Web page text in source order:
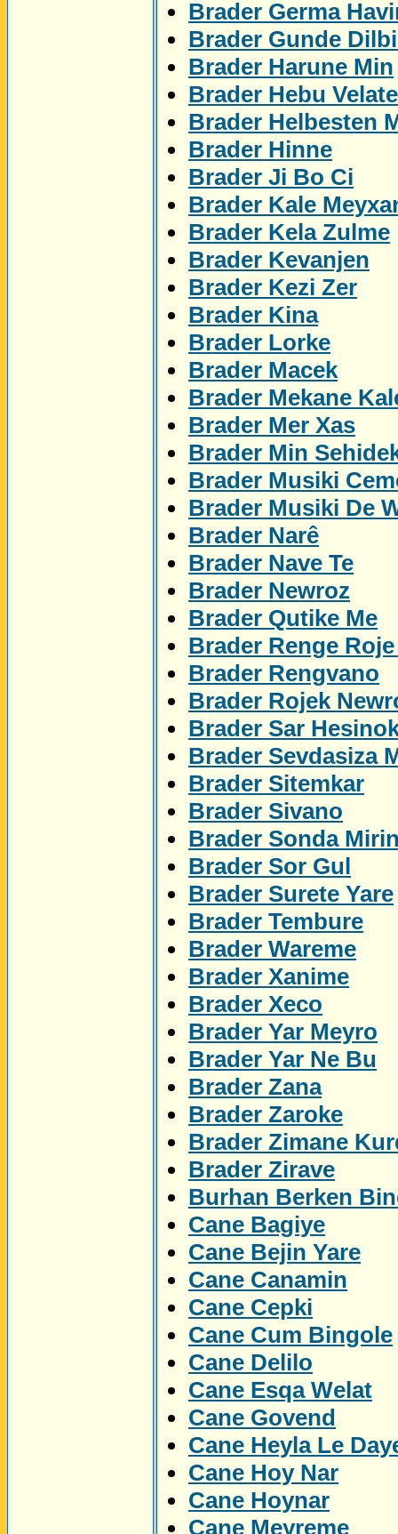
Brader Germa
Brader Gunde
Brader Harune Min
Brader Hebu
Brader Helbesten
Brader Hinne
Brader Ji Bo Ci
Brader Kale
Brader Kela Zulme
Brader Kevanjen
Brader Kezi Zer
Brader Kina
Brader Lorke
Brader Macek
Brader Mekane
Brader Mer Xas
Brader Min
Brader Musiki
Brader Musiki De
Brader Narê
Brader Nave Te
Brader Newroz
Brader Qutike Me
Brader Renge
Brader Rengvano
Brader Rojek
Brader Sar
Brader Sevdasiza
Brader Sitemkar
Brader Sivano
Brader Sonda
Brader Sor Gul
Brader Surete Yare
Brader Tembure
Brader Wareme
Brader Xanime
Brader Xeco
Brader Yar Meyro
Brader Yar Ne Bu
Brader Zana
Brader Zaroke
Brader Zimane
Brader Zirave
Burhan Berken
Cane Bagiye
Cane Bejin Yare
Cane Canamin
Cane Cepki
Cane Cum Bingole
Cane Delilo
Cane Esqa Welat
Cane Govend
Cane Heyla Le
Cane Hoy Nar
Cane Hoynar
Cane Meyreme